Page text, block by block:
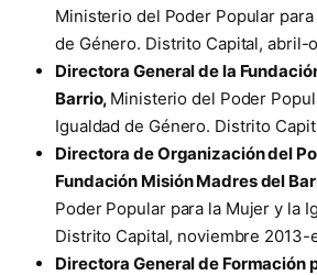
Ministerio del Poder Popular
de Género. Distrito Capital, abril-
Directora General de la
Barrio, Ministerio del Poder
Igualdad de Género. Distrito
Directora de Organización del
Fundación Misión Madres del
Poder Popular para la Mujer y la
Distrito Capital, noviembre 2013-
Directora General de Formación